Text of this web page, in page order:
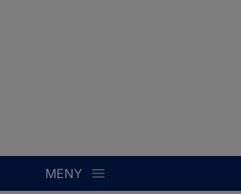
MENY